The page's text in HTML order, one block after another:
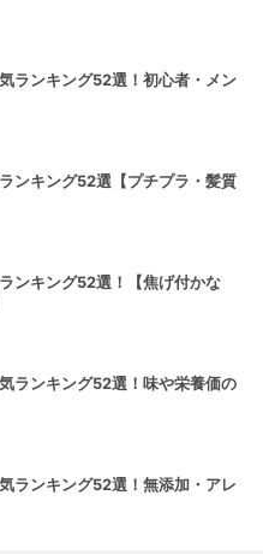
ランキング52選！初心者・メン
ンキング52選【プチプラ・髪質
ンキング52選！【焦げ付かな
ランキング52選！味や栄養価の
ランキング52選！無添加・アレ